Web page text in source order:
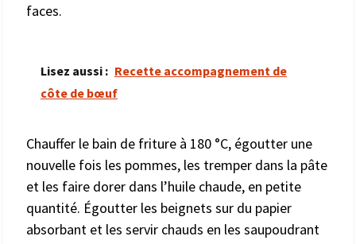
faces.
Lisez aussi : Recette accompagnement de
côte de bœuf
Chauffer le bain de friture à 180 °C, égoutter une
nouvelle fois les pommes, les tremper dans la pâte
et les faire dorer dans l’huile chaude, en petite
quantité. Égoutter les beignets sur du papier
absorbant et les servir chauds en les saupoudrant